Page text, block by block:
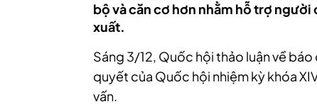
bộ và căn cơ hơn nhằm hỗ trợ
xuất.
Sáng 3/12, Quốc hội thảo luận về
quyết của Quốc hội nhiệm kỳ khóa
vấn.